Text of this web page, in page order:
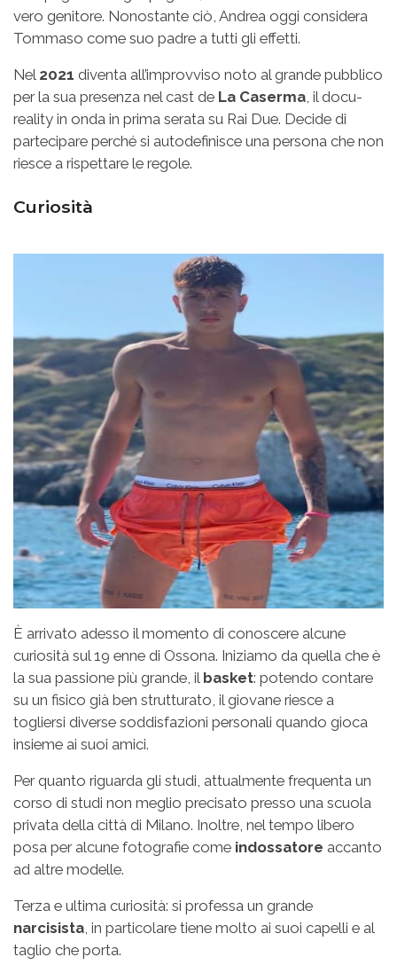
vero genitore. Nonostante ciò, Andrea oggi considera
Tommaso come suo padre a tutti gli effetti.
Nel 2021 diventa all’improvviso noto al grande pubblico
per la sua presenza nel cast de La Caserma, il docu-
reality in onda in prima serata su Rai Due. Decide di
partecipare perché si autodefinisce una persona che non
riesce a rispettare le regole.
Curiosità
È arrivato adesso il momento di conoscere alcune
curiosità sul 19 enne di Ossona. Iniziamo da quella che è
la sua passione più grande, il basket: potendo contare
su un fisico già ben strutturato, il giovane riesce a
togliersi diverse soddisfazioni personali quando gioca
insieme ai suoi amici.
Per quanto riguarda gli studi, attualmente frequenta un
corso di studi non meglio precisato presso una scuola
privata della città di Milano. Inoltre, nel tempo libero
posa per alcune fotografie come indossatore accanto
ad altre modelle.
Terza e ultima curiosità: si professa un grande
narcisista, in particolare tiene molto ai suoi capelli e al
taglio che porta.